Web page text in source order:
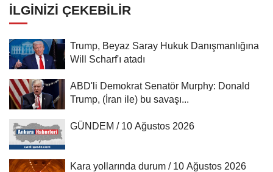
İLGINIZI ÇEKEBILIR
Trump, Beyaz Saray Hukuk Danışmanlığına
Will Scharf'ı atadı
ABD'li Demokrat Senatör Murphy: Donald
Trump, (İran ile) bu savaşı...
GÜNDEM / 10 Ağustos 2026
Kara yollarında durum / 10 Ağustos 2026